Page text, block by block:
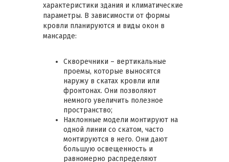
характеристики здания и климатические
параметры. В зависимости от формы
кровли планируются и виды окон в
мансарде:
Скворечники – вертикальные
проемы, которые выносятся
наружу в скатах кровли или
фронтонах. Они позволяют
немного увеличить полезное
пространство;
Наклонные модели монтируют на
одной линии со скатом, часто
монтируются в него. Они дают
большую освещенность и
равномерно распределяют